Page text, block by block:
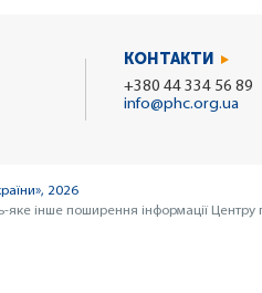
КОНТАКТИ
+380 44 334 56 89
info@phc.org.ua
2026
інше поширення інформації